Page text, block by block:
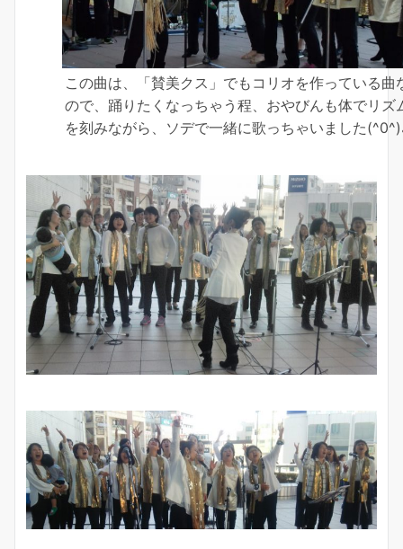
この曲は、「賛美クス」でもコリオを作っている曲
ので、踊りたくなっちゃう程、おやびんも体でリズ
を刻みながら、ソデで一緒に歌っちゃいました